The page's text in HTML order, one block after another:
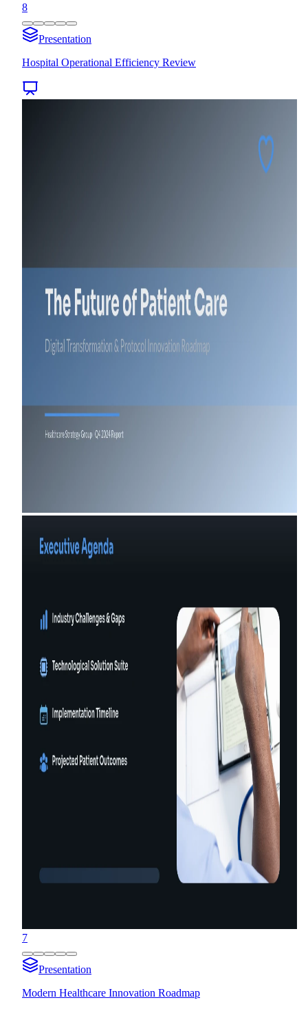
8
Presentation
Hospital Operational Efficiency Review
7
Presentation
Modern Healthcare Innovation Roadmap